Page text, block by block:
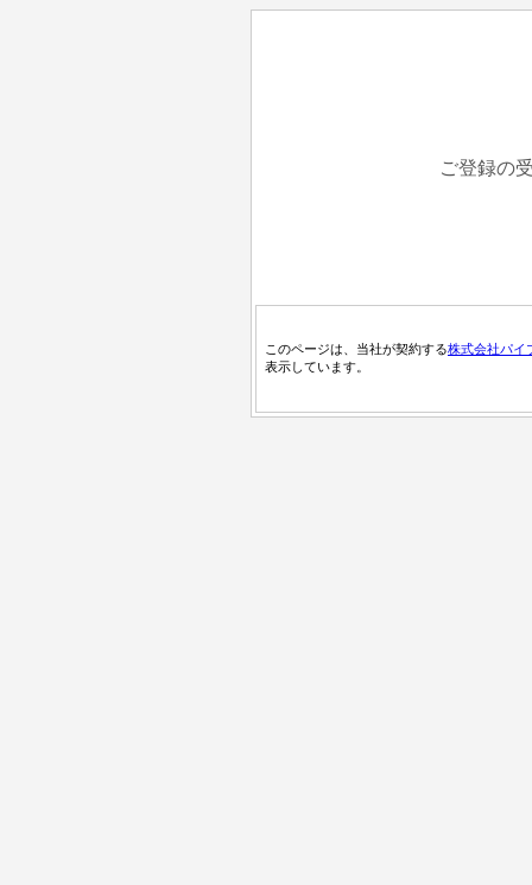
ご登録の
このページは、当社が契約する株式会社パイ
表示しています。